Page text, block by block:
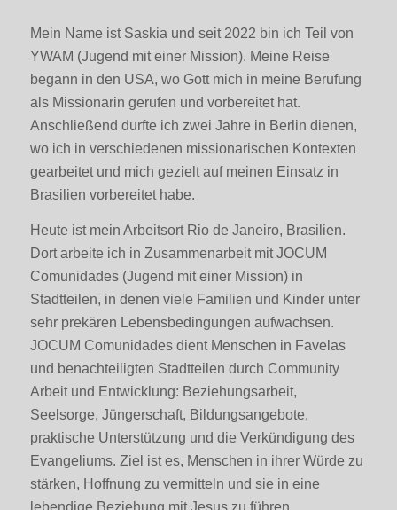
Mein Name ist Saskia und seit 2022 bin ich Teil von
YWAM (Jugend mit einer Mission). Meine Reise
begann in den USA, wo Gott mich in meine Berufung
als Missionarin gerufen und vorbereitet hat.
Anschließend durfte ich zwei Jahre in Berlin dienen,
wo ich in verschiedenen missionarischen Kontexten
gearbeitet und mich gezielt auf meinen Einsatz in
Brasilien vorbereitet habe.
Heute ist mein Arbeitsort Rio de Janeiro, Brasilien.
Dort arbeite ich in Zusammenarbeit mit JOCUM
Comunidades (Jugend mit einer Mission) in
Stadtteilen, in denen viele Familien und Kinder unter
sehr prekären Lebensbedingungen aufwachsen.
JOCUM Comunidades dient Menschen in Favelas
und benachteiligten Stadtteilen durch Community
Arbeit und Entwicklung: Beziehungsarbeit,
Seelsorge, Jüngerschaft, Bildungsangebote,
praktische Unterstützung und die Verkündigung des
Evangeliums. Ziel ist es, Menschen in ihrer Würde zu
stärken, Hoffnung zu vermitteln und sie in eine
lebendige Beziehung mit Jesus zu führen.